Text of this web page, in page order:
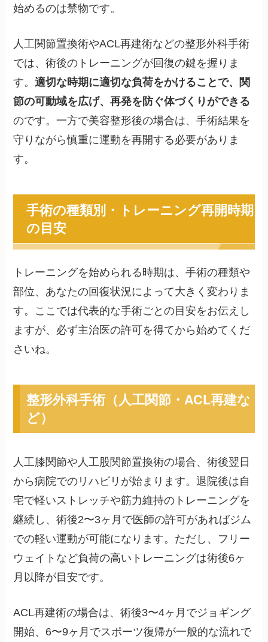
始めるのは禁物です。
人工関節置換術やACL再建術などの整形外科手術
では、術後のトレーニングが回復の鍵を握りま
す。適切な時期に適切な負荷をかけることで、関
節の可動域を広げ、再発を防ぐ体づくりができる
のです。一方で美容整形後の場合は、手術結果を
守りながら慎重に運動を再開する必要がありま
す。
手術の種類別・トレーニング再開時期
の目安
トレーニングを始められる時期は、手術の種類や
部位、あなたの回復状況によって大きく変わりま
す。ここでは代表的な手術ごとの目安をお伝えし
ますが、必ず主治医の許可を得てから始めてくだ
さいね。
整形外科手術（人工関節・ACL再建な
ど）
人工膝関節や人工股関節置換術の場合、術後翌日
から病院でのリハビリが始まります。退院後は自
宅で軽いストレッチや筋力維持のトレーニングを
継続し、術後2〜3ヶ月で医師の許可があればジム
での軽い運動が可能になります。ただし、フリー
ウェイトなど負荷の高いトレーニングは術後6ヶ
月以降が目安です。
ACL再建術の場合は、術後3〜4ヶ月でジョギング
開始、6〜9ヶ月でスポーツ復帰が一般的な流れで